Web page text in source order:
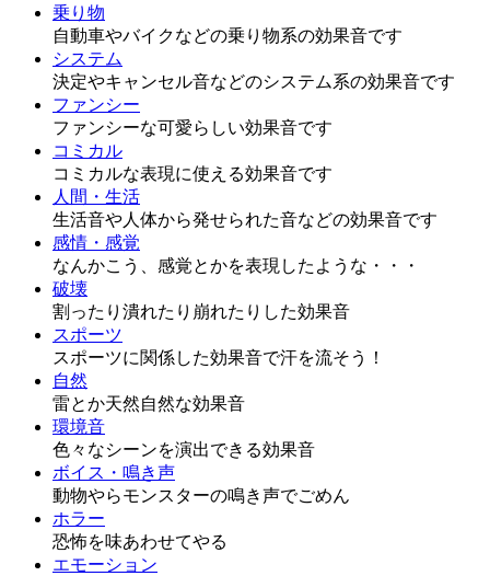
乗り物
自動車やバイクなどの乗り物系の効果音です
システム
決定やキャンセル音などのシステム系の効果音です
ファンシー
ファンシーな可愛らしい効果音です
コミカル
コミカルな表現に使える効果音です
人間・生活
生活音や人体から発せられた音などの効果音です
感情・感覚
なんかこう、感覚とかを表現したような・・・
破壊
割ったり潰れたり崩れたりした効果音
スポーツ
スポーツに関係した効果音で汗を流そう！
自然
雷とか天然自然な効果音
環境音
色々なシーンを演出できる効果音
ボイス・鳴き声
動物やらモンスターの鳴き声でごめん
ホラー
恐怖を味あわせてやる
エモーション